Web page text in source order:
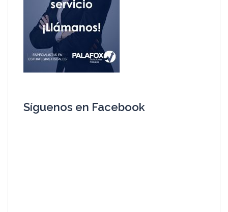
Síguenos en Facebook